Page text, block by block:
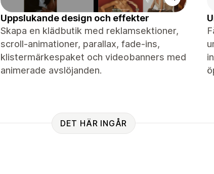
Uppslukande design och effekter
Skapa en klädbutik med reklamsektioner,
scroll-animationer, parallax, fade-ins,
klistermärkespaket och videobanners med
animerade avslöjanden.
DET HÄR INGÅR